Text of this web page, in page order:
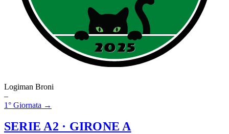
Logiman Broni
–
1° Giornata →
SERIE A2 · GIRONE A